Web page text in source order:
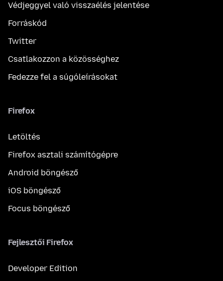
Védjeggyel való visszaélés jelentése
Forráskód
Twitter
Csatlakozzon a közösséghez
Fedezze fel a súgóleírásokat
Firefox
Letöltés
Firefox asztali számítógépre
Android böngésző
iOS böngésző
Focus böngésző
Fejlesztői Firefox
Developer Edition